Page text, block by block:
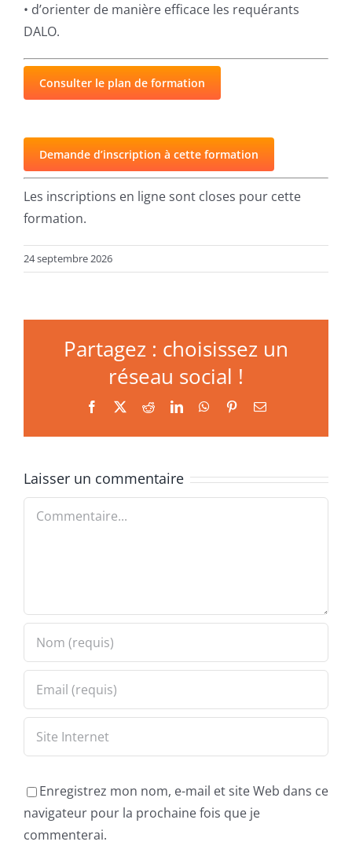
• d’orienter de manière efficace les requérants
DALO.
Consulter le plan de formation
Demande d’inscription à cette formation
Les inscriptions en ligne sont closes pour cette
formation.
24 septembre 2026
Partagez : choisissez un
réseau social !
Facebook RedditLinkedInWhatsApp
PinterestEmail
Laisser un commentaire
Commentaire
Enregistrez mon nom, e-mail et site Web dans ce
navigateur pour la prochaine fois que je
commenterai.